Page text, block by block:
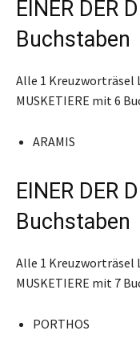
EINER DER
Buchstaben
Alle 1 Kreuzworträsel
MUSKETIERE mit 6
ARAMIS
EINER DER
Buchstaben
Alle 1 Kreuzworträsel
MUSKETIERE mit 7
PORTHOS